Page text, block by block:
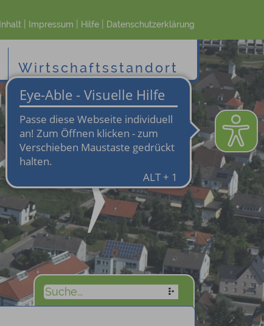
Inhalt| Impressum Hilfe| Datenschutzerklärung
Wirtschaftsstandort